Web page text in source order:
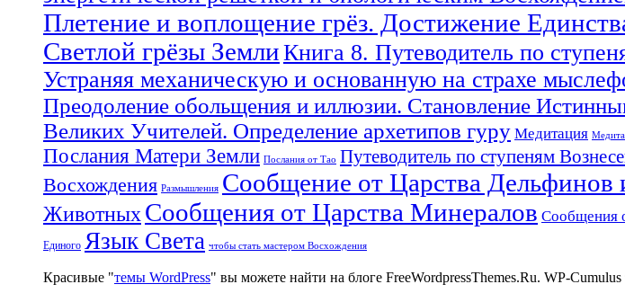
Плетение и воплощение грёз. Достижение
Светлой грёзы ЗемлиКнига 8. Путеводитель по
Устраняя механическую и основанную на страхе
Преодоление обольщения и иллюзии. Становление
Великих Учителей. Определение архетипов гуру Медитация
Послания Матери Земли Послания от Тао Путеводитель по ступеням
Восхождения Размышления Сообщение от Царства Дельфинов
Животных Сообщения от Царства Минералов Сообщения
Единого Язык Света чтобы стать мастером Восхождения
Красивые "темы WordPress" вы можете найти на блоге FreeWordpressThemes.Ru. WP-Cumulus